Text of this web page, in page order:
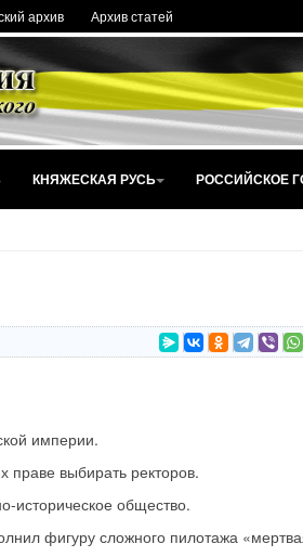
архив Архив статей
КНЯЖЕСКАЯ РУСЬ РОССИЙСКОЕ
империи.
праве выбирать ректоров.
историческое общество.
фигуру сложного пилотажа